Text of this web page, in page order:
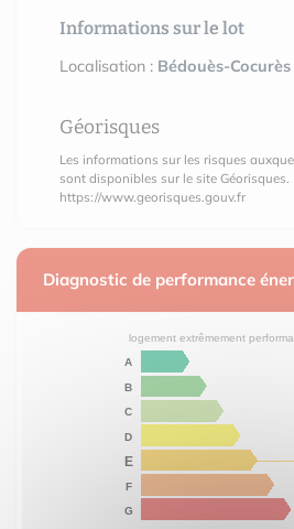
Informations sur le lot
Localisation : Bédouès-Cocurès
Géorisques
Les informations sur les risques
sont disponibles sur le site Géorisques.
https://www.georisques.gouv.fr
Diagnostic de performance